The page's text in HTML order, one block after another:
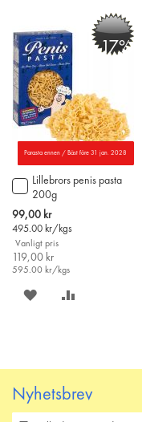
ÖNSKELISTAN
JÄMFÖR
Parasta ennen / Bäst före 31 jan. 2028
-17%
Lillebrors penis pasta
200g
Special
Price
99,00 kr
495.00 kr/kgs
Vanligt pris
119,00 kr
595.00 kr/kgs
Lägg
till
i
varukorgen
SPARA
Nyhetsbrev
Prenumerera